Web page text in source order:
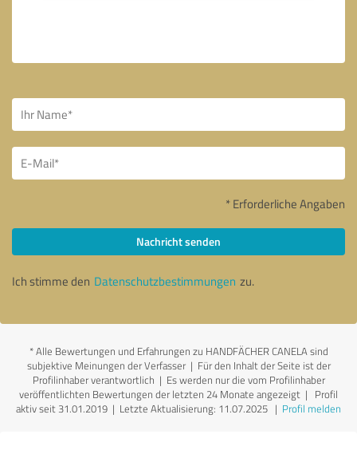
* Erforderliche Angaben
Nachricht senden
Ich stimme den Datenschutzbestimmungen zu.
*Alle Bewertungen und Erfahrungen zu HANDFÄCHER CANELA sind
subjektive Meinungen der Verfasser | Für den Inhalt der Seite ist der
Profilinhaber verantwortlich | Es werden nur die vom Profilinhaber
veröffentlichten Bewertungen der letzten 24 Monate angezeigt | Profil
aktiv seit 31.01.2019 | Letzte Aktualisierung: 11.07.2025 | Profil melden